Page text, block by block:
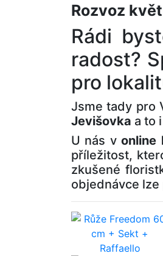
Rozvoz
Rádi
radost?
pro
Jsme tady pro
Jevišovka a to
U nás vonline
příležitost,
zkušené
objednávce